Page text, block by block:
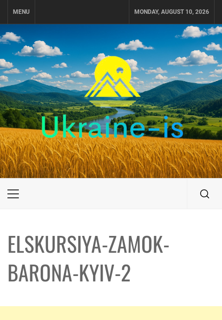
MENU MONDAY, AUGUST 10, 2026
UKRAINE-IS
ПОДОРОЖI ПО УКРАЇНІ
Primary
ELSKURSIYA-ZAMOK-
BARONA-KYIV-2